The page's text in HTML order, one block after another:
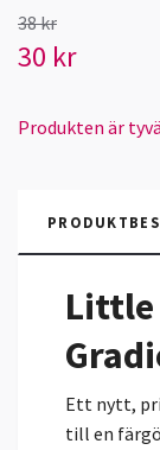
38 kr
30 kr
Produkten är
Little
Ett nytt,
till en